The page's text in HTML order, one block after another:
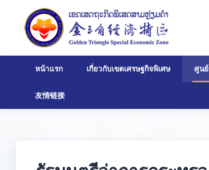
หน้าแรก เกี่ยวกับเขตเศรษฐกิจพิเศษ ศูน
友情链接